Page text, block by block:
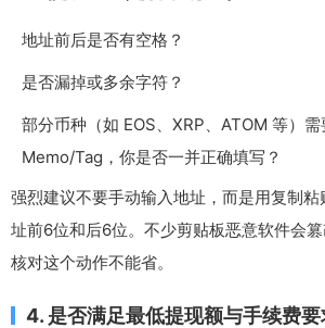
地址前后是否有空格？
是否漏掉或多余字符？
部分币种（如 EOS、XRP、ATOM 等）需
Memo/Tag，你是否一并正确填写？
强烈建议不要手动输入地址，而是用复制
址前6位和后6位。不少剪贴板恶意软件会篡
核对这个动作不能省。
4. 是否满足最低提现额与手续费要